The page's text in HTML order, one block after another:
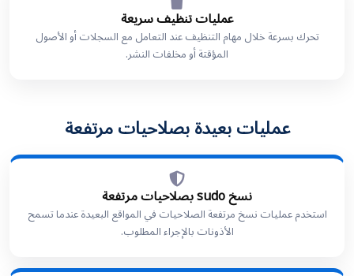
عمليات تنظيف سريعة
تحرك بسرعة خلال مهام التنظيف عند التعامل مع السجلات أو الأصول
المؤقتة أو مخلفات النشر.
عمليات بعيدة بصلاحيات مرتفعة
نسخ sudo بصلاحيات مرتفعة
استخدم عمليات نسخ مرتفعة الصلاحيات في المواقع البعيدة عندما تسمح
الأذونات بالإجراء المطلوب.